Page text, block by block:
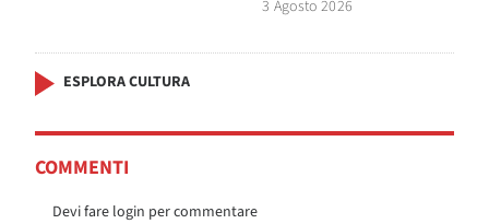
3 Agosto 2026
ESPLORA CULTURA
COMMENTI
Devi fare login per commentare